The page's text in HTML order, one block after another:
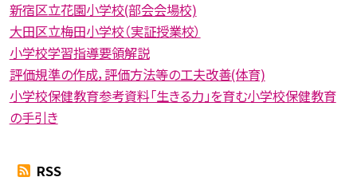
新宿区立花園小学校(部会会場校)
大田区立梅田小学校（実証授業校）
小学校学習指導要領解説
評価規準の作成，評価方法等の工夫改善(体育)
小学校保健教育参考資料「生きる力」を育む小学校保健教育
の手引き
RSS